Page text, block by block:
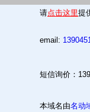
请点击这里提
email:
短信询价：
本域名由名动